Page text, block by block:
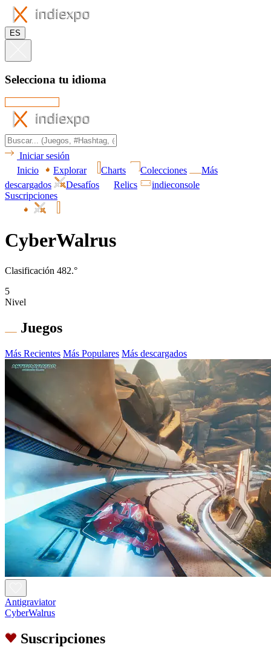
ES
Selecciona tu idioma
Iniciar sesión
Inicio
Explorar Charts Colecciones
Más
descargados
Desafíos Relics
indieconsole
Suscripciones
CyberWalrus
Clasificación 482.°
5
Nivel
Juegos
Más Recientes Más Populares Más descargados
Antigraviator
CyberWalrus
Suscripciones